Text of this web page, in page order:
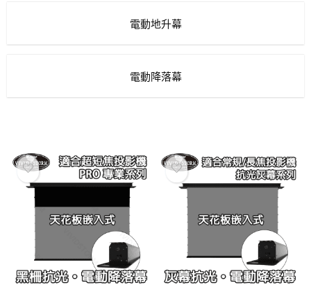
電動地升幕
電動降落幕